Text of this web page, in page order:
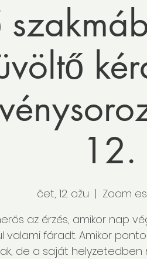
12.
čet, 12. ožu
  |
Zoom
az érzés, amikor nap
valami fáradt. Amikor
de a saját helyzetedben